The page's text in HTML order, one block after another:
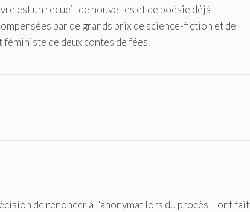
est un recueil de nouvelles et de poésie déjà
par de grands prix de science-fiction et de
de deux contes de fées.
de renoncer à l'anonymat lors du procès – ont fait